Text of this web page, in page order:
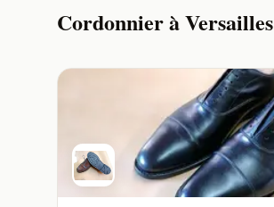
Cordonnier à Versailles